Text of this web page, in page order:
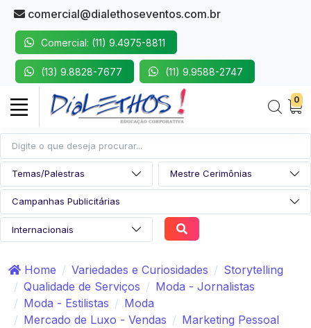
comercial@dialethoseventos.com.br
Comercial: (11) 9.4975-8811
(13) 9.8828-7677 (11) 9.9588-2747
0
Home Variedades e Curiosidades
Storytelling
Qualidade de Serviços
Moda - Jornalistas
Moda - Estilistas
Moda
Mercado de Luxo - Vendas
Marketing Pessoal